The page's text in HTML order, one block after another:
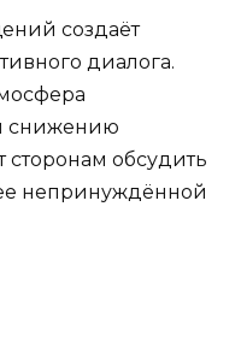
создаёт
диалога.
снижению
сторонам обсудить
непринуждённой